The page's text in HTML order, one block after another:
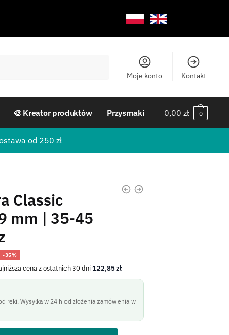
Moje konto Kontakt
🎨 Kreator produktów Przysmaki 0,00zł 0
od 250 zł
Classic
mm | 35-45
-35%
cena z ostatnich 30 dni122,85zł
ręki. Wysyłka w 24 h od złożenia zamówienia w